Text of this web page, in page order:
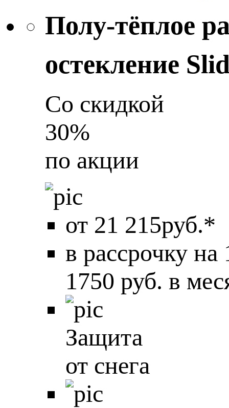
Полу-тёплое
остекление
Со скидкой
30%
по акции
от 21 215руб.*
в рассрочку на
1750 руб. в
Защита
от снега